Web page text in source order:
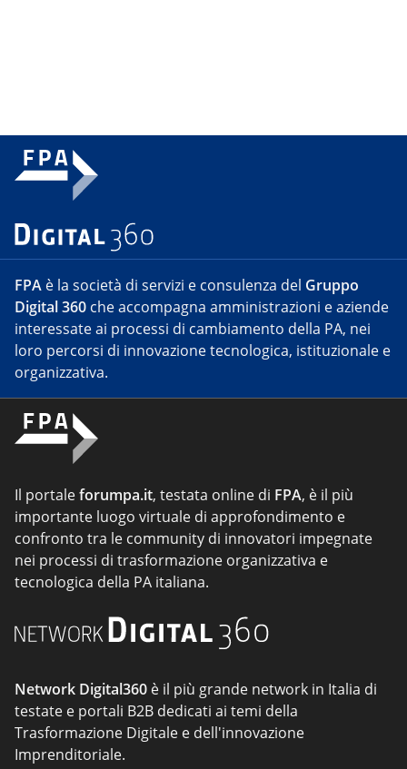
FPA è la società di servizi e consulenza del Gruppo
Digital 360 che accompagna amministrazioni e aziende
interessate ai processi di cambiamento della PA, nei
loro percorsi di innovazione tecnologica, istituzionale e
organizzativa.
Il portaleforumpa.it, testata online di FPA, è il più
importante luogo virtuale di approfondimento e
confronto tra le community di innovatori impegnate
nei processi di trasformazione organizzativa e
tecnologica della PA italiana.
Network Digital360 è il più grande network in Italia di
testate e portali B2B dedicati ai temi della
Trasformazione Digitale e dell'innovazione
Imprenditoriale.